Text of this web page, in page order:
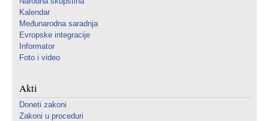
Kalendar
Međunarodna saradnja
Evropske integracije
Informator
Foto i video
Akti
Doneti zakoni
Zakoni u proceduri